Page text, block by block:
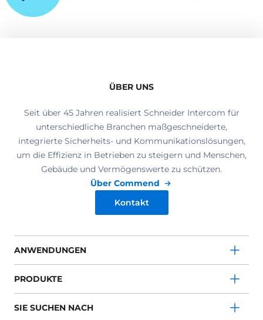
ÜBER UNS
Seit über 45 Jahren realisiert Schneider Intercom für
unterschiedliche Branchen maßgeschneiderte,
integrierte Sicherheits- und Kommunikationslösungen,
um die Effizienz in Betrieben zu steigern und Menschen,
Gebäude und Vermögenswerte zu schützen.
Über Commend
Kontakt
ANWENDUNGEN
PRODUKTE
SIE SUCHEN NACH